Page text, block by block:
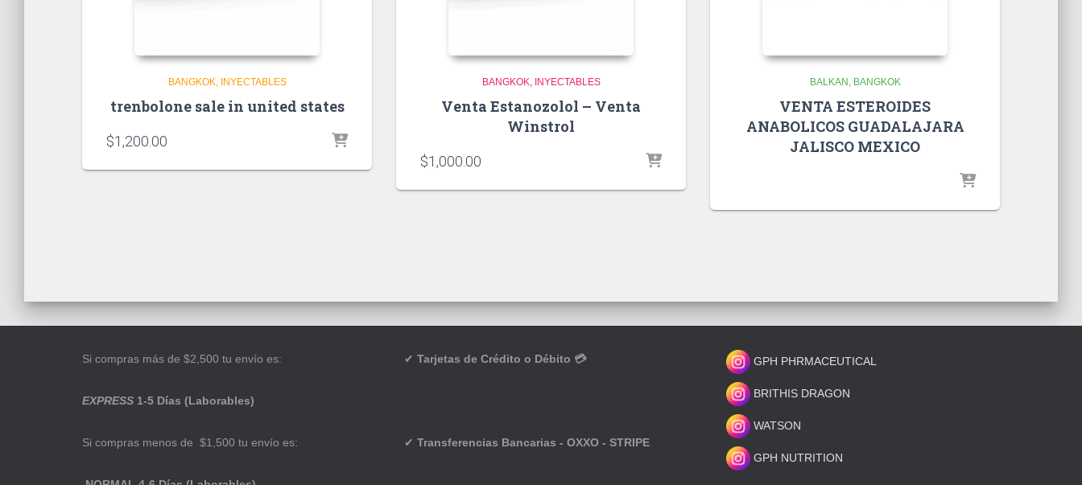
BANGKOK INYECTABLES
trenbolone sale in united states
$1,200.00
BANGKOK INYECTABLES
Venta Estanozolol – Venta
Winstrol
$1,000.00
BALKAN BANGKOK
VENTA ESTEROIDES
ANABOLICOS GUADALAJARA
JALISCO MEXICO
Si compras más de $2,500 tu envío es:
EXPRESS 1-5 Días (Laborables)
Si compras menos de $1,500 tu envío es:
✔ Tarjetas de Crédito o Débito 💳
✔ Transferencias Bancarias - OXXO - STRIPE
GPH PHRMACEUTICAL
BRITHIS DRAGON
WATSON
GPH NUTRITION